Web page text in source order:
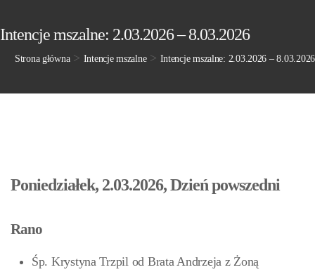
Intencje mszalne: 2.03.2026 – 8.03.2026
Strona główna> Intencje mszalne> Intencje mszalne: 2.03.2026 – 8.03.2026
Poniedziałek, 2.03.2026, Dzień powszedni
Rano
Śp. Krystyna Trzpil od Brata Andrzeja z Żoną